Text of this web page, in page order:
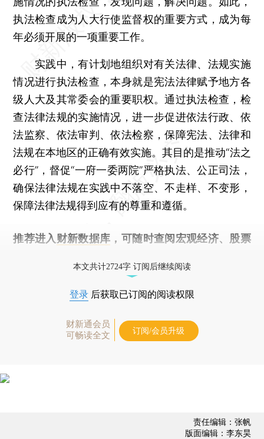
执法检查成为人大行使监督权的重要方式，成为每
年必须开展的一项重要工作。
实践中，有计划地组织对有关法律、法规实施
情况进行执法检查，本身就是宪法法律赋予地方各
级人大及其常委会的重要职权。通过执法检查，检
查法律法规的实施情况，进一步促进依法行政、依
法监察、依法审判、依法检察，保障宪法、法律和
法规在本地区的正确有效实施。其目的是推动“法之
必行”，督促“一府一委两院”严格执法、公正司法，
确保法律法规在实践中不落空、不走样、不变形，
保障法律法规得到应有的尊重和遵循。
推荐进入 财新数据库 ，可随时查阅宏观经济、股票
本文共计2724字 订阅后继续阅读
登录 后获取已订阅的阅读权限
财新通会员
可畅读全文
订阅/会员升级
责任编辑：张帆
版面编辑：李东昊